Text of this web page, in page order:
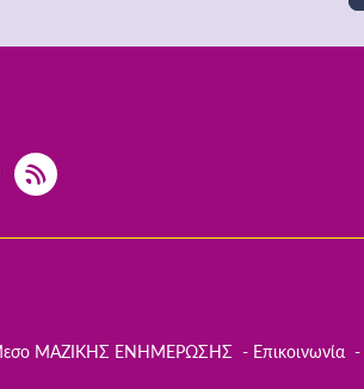
ΜΑΖΙΚΗΣ ΕΝΗΜΕΡΩΣΗΣ Επικοινωνία